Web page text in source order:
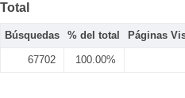
Total
Búsquedas % del total Páginas
67702 100.00%